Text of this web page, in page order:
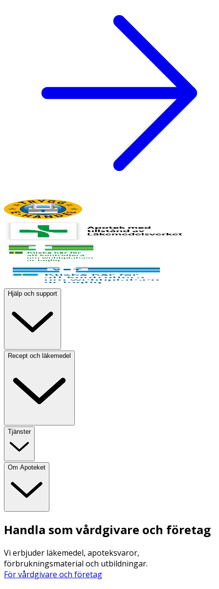
Hjälp och support
Recept och läkemedel
Tjänster
Om Apoteket
Handla som vårdgivare och företag
Vi erbjuder läkemedel, apoteksvaror,
förbrukningsmaterial och utbildningar.
För vårdgivare och företag